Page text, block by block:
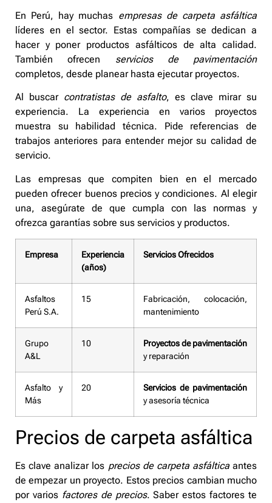
En Perú, hay muchas empresas de carpeta asfáltica
líderes en el sector. Estas compañías se dedican a
hacer y poner productos asfálticos de alta calidad.
También ofrecen servicios de pavimentación
completos, desde planear hasta ejecutar proyectos.
Al buscar contratistas de asfalto, es clave mirar su
experiencia. La experiencia en varios proyectos
muestra su habilidad técnica. Pide referencias de
trabajos anteriores para entender mejor su calidad de
servicio.
Las empresas que compiten bien en el mercado
pueden ofrecer buenos precios y condiciones. Al elegir
una, asegúrate de que cumpla con las normas y
ofrezca garantías sobre sus servicios y productos.
Empresa
Experiencia
(años)
Servicios Ofrecidos
Asfaltos
Perú S.A.
15
Fabricación, colocación,
mantenimiento
Grupo
A&L
10
Proyectos de pavimentación
y reparación
Asfalto y
Más
20
Servicios de pavimentación
y asesoría técnica
Precios de carpeta asfáltica
Es clave analizar los precios de carpeta asfálticaantes
de empezar un proyecto. Estos precios cambian mucho
por varios factores de precios. Saber estos factores te